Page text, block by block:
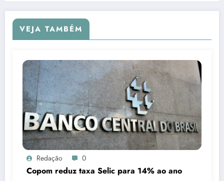
VEJA TAMBÉM
Redação 0
Copom reduz taxa Selic para 14% ao ano